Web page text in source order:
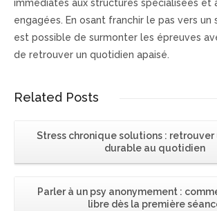
immédiates aux structures spécialisées et
engagées. En osant franchir le pas vers un
est possible de surmonter les épreuves
de retrouver un quotidien apaisé.
Related Posts
Stress chronique solutions :
durable au quotidien
Parler à un psy anonymement :
libre dès la première